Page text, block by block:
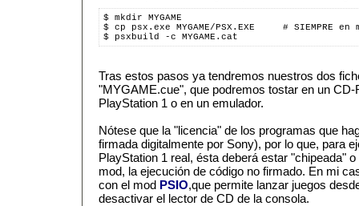
$ mkdir MYGAME
$ cp psx.exe MYGAME/PSX.EXE     # SIEMPRE
$ psxbuild -c MYGAME.cat
Tras estos pasos ya tendremos nuestros dos
"MYGAME.cue", que podremos tostar en un
PlayStation 1 o en un emulador.
Nótese que la "licencia" de los programas que
firmada digitalmente por Sony), por lo que, para
PlayStation 1 real, ésta deberá estar "chipeada"
mod, la ejecución de código no firmado. En mi
con el mod PSIO,que permite lanzar juegos
desactivar el lector de CD de la consola.